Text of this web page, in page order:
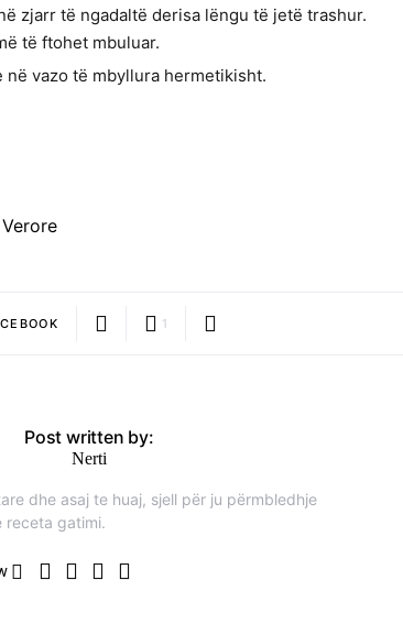
zjarr të ngadaltë derisa lëngu të jetë trashur.
të ftohet mbuluar.
vazo të mbyllura hermetikisht.
1
Post written by:
Nerti
dhe asaj te huaj, sjell për ju përmbledhje
receta gatimi.